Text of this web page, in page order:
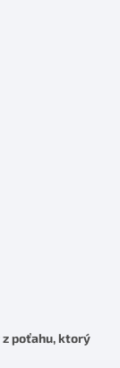
z poťahu, ktorý